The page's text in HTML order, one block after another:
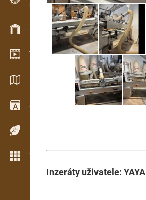
Evidence dřeva v terénu
Skladové hospodářství
Video showroom
Katalogy / Brožury
Slovník
Dřeviny
Více možností
Inzeráty uživatele: